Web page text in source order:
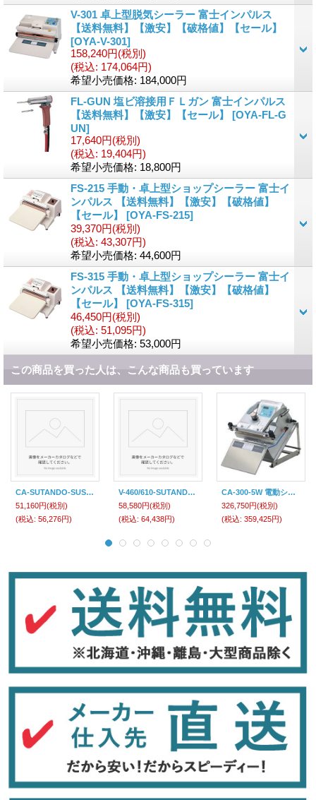
V-301 卓上型脱気シーラー 富士インパルス
【送料無料】【激安】【破格値】【セール】
[OYA-V-301]
158,240円(税別)
(税込: 174,064円)
希望小売価格: 184,000円
FL-GUN 塩ビ溶接用ＦＬガン 富士インパルス
【送料無料】【激安】【セール】 [OYA-FL-G
UN]
17,640円(税別)
(税込: 19,404円)
希望小売価格: 18,800円
FS-215 手動・卓上型ショップシーラー 富士イ
ンパルス 【送料無料】【激安】【破格値】
【セール】 [OYA-FS-215]
39,370円(税別)
(税込: 43,307円)
希望小売価格: 44,600円
FS-315 手動・卓上型ショップシーラー 富士イ
ンパルス 【送料無料】【激安】【破格値】
【セール】 [OYA-FS-315]
46,450円(税別)
(税込: 51,095円)
希望小売価格: 53,000円
この商品を買った人は、こんな商品も買っています
CA-SUTANDO-SUS-TYPE-S シーラー CA-SUTANDO-SUS-TYPE-S 2697 富士インパルス
51,160円(税別)
(税込: 56,276円)
V-460/610-SUTANDO シーラー V-460/610-SUTANDO 049990A 富士インパルス
58,580円(税別)
(税込: 64,438円)
CA-300-5W 電動シーラー 富士インパルス
326,750円(税別)
(税込: 359,425円)